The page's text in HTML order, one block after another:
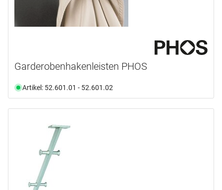
Garderobenhakenleisten PHOS
Artikel: 52.601.01 - 52.601.02